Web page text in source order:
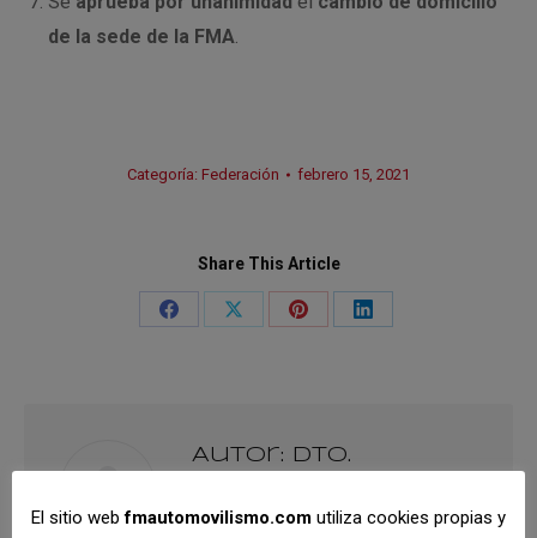
de la sede de la FMA.
Categoría: Federación febrero 15, 2021
Share This Article
Share
Share
Share
Share
Autor: Dto.
https://fmautomovilismo.com/
El sitio webfmautomovilismo.com utiliza cookies propias y